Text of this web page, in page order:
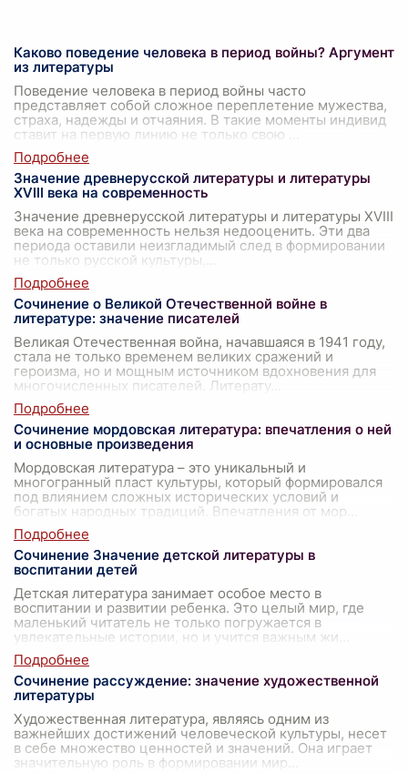
Каково поведение человека в период войны? Аргумент
из литературы
Поведение человека в период войны часто
представляет собой сложное переплетение мужества,
страха, надежды и отчаяния. В такие моменты индивид
ставит на первую линию не только свою
Значение древнерусской литературы и литературы
XVIII века на современность
Значение древнерусской литературы и литературы XVIII
века на современность нельзя недооценить. Эти два
периода оставили неизгладимый след в формировании
не только русской культуры,
Сочинение о Великой Отечественной войне в
литературе: значение писателей
Великая Отечественная война, начавшаяся в 1941 году,
стала не только временем великих сражений и
героизма, но и мощным источником вдохновения для
многочисленных писателей. Литерату
Сочинение мордовская литература: впечатления о ней
и основные произведения
Мордовская литература – это уникальный и
многогранный пласт культуры, который формировался
под влиянием сложных исторических условий и
богатых народных традиций. Впечатления от мор
Сочинение Значение детской литературы в
воспитании детей
Детская литература занимает особое место в
воспитании и развитии ребенка. Это целый мир, где
маленький читатель не только погружается в
увлекательные истории, но и учится важным жи
Сочинение рассуждение: значение художественной
литературы
Художественная литература, являясь одним из
важнейших достижений человеческой культуры, несет
в себе множество ценностей и значений. Она играет
значительную роль в формировании мир